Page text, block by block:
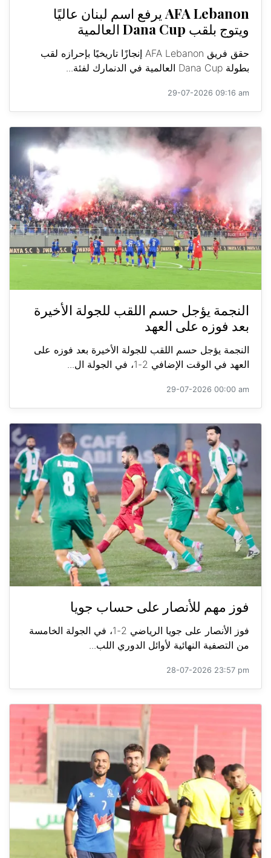
AFA Lebanon يرفع اسم لبنان عاليًا
ويتوج بلقب Dana Cup العالمية
حقق فريق AFA Lebanon إنجازًا تاريخيًا بإحرازه لقب
بطولة Dana Cup العالمية في الدنمارك لفئة...
29-07-2026 09:16 am
النجمة يؤجل حسم اللقب للجولة الأخيرة
بعد فوزه على العهد
النجمة يؤجل حسم اللقب للجولة الأخيرة بعد فوزه على
العهد في الوقت الإضافي 2-1، في الجولة ال...
29-07-2026 00:00 am
فوز مهم للأنصار على حساب جويا
فوز الأنصار على جويا الرياضي 2-1، في الجولة الخامسة
من التصفية النهائية لأوائل الدوري اللب...
28-07-2026 23:57 pm